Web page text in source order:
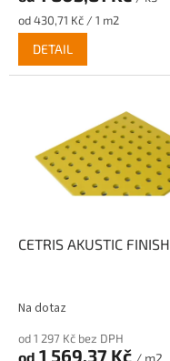
Měrná
cena:
od 430,71 Kč / 1 m2
DETAIL
CETRIS AKUSTIC FINISH
Na dotaz
od 1 297 Kč bez DPH
od 1 569,37 Kč